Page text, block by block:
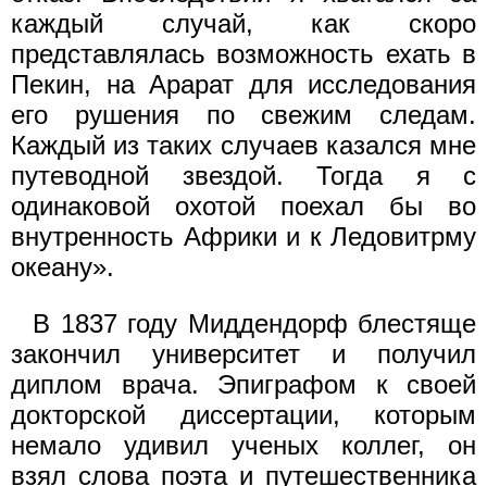
каждый случай, как скоро
представлялась возможность ехать в
Пекин, на Арарат для исследования
его рушения по свежим следам.
Каждый из таких случаев казался мне
путеводной звездой. Тогда я с
одинаковой охотой поехал бы во
внутренность Африки и к Ледовитрму
океану».
В 1837 году Миддендорф блестяще
закончил университет и получил
диплом врача. Эпиграфом к своей
докторской диссертации, которым
немало удивил ученых коллег, он
взял слова поэта и путешественника